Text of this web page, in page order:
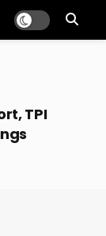
TPI